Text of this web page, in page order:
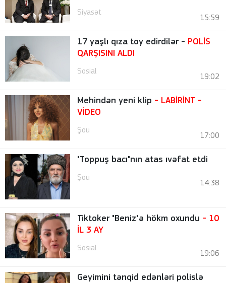
Siyasət
15:59
17 yaşlı qıza toy edirdilər - POLİS
QARŞISINI ALDI
Sosial
19:02
Mehindən yeni klip - LABİRİNT -
VİDEO
Şou
17:00
"Toppuş bacı"nın atas ıvəfat etdi
Şou
14:38
Tiktoker "Beniz"ə hökm oxundu - 10
İL 3 AY
Sosial
19:06
Geyimini tənqid edənləri polislə